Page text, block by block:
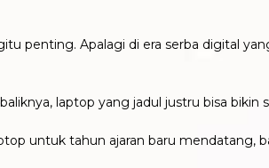
penting. Apalagi di era serba digital
laptop yang jadul justru bisa
untuk tahun ajaran baru mendatang,